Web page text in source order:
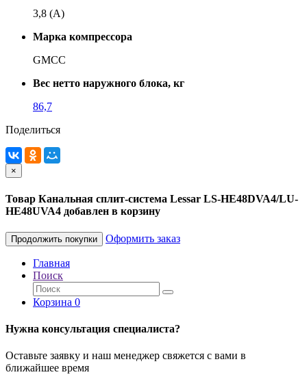
3,8 (A)
Марка компрессора
GMCC
Вес нетто наружного блока, кг
86,7
Поделиться
×
Товар Канальная сплит-система Lessar LS-HE48DVA4/LU-
HE48UVA4 добавлен в корзину
Продолжить покупки Оформить заказ
Главная
Поиск
Корзина 0
Нужна консультация специалиста?
Оставьте заявку и наш менеджер свяжется с вами в
ближайшее время